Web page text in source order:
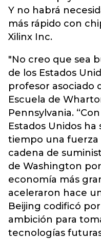
Y no habrá
más rápido con
Xilinx Inc.
"No creo que sea
de los Estados
profesor asociado
Escuela de
Pennsylvania.
Estados Unidos
tiempo una fuerza
cadena de
de Washington
economía más
aceleraron hace
Beijing codificó
ambición para
tecnologías